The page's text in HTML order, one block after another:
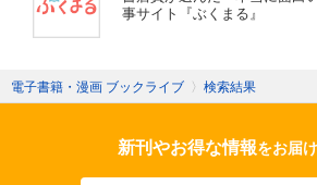
事サイト『ぶくまる』
電子書籍・漫画 ブックライブ 〉 検索結果
新刊やお得な情報をお届